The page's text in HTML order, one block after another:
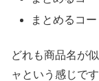
まとめるコー
どれも商品名が
ャという感じです